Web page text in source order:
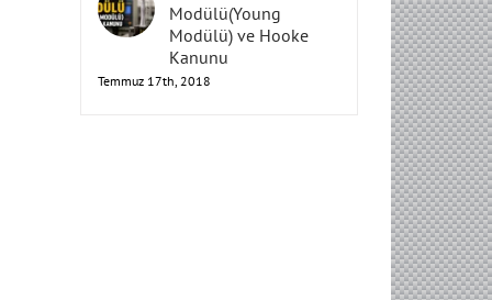
Elastisite
Modülü(Young
Modülü) ve Hooke